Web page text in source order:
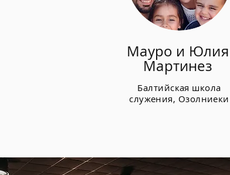
Мауро и Юлия
Мартинез
Балтийская школа
служения, Озолниеки